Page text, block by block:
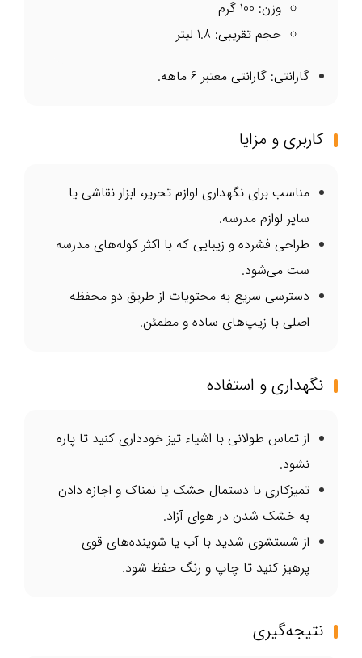
وزن: 100 گرم
حجم تقریبی: 1.8 لیتر
گارانتی: گارانتی معتبر 6 ماهه.
کاربری و مزایا
مناسب برای نگهداری لوازم تحریر، ابزار نقاشی یا
سایر لوازم مدرسه.
طراحی فشرده و زیبایی که با اکثر کوله‌های مدرسه
ست می‌شود.
دسترسی سریع به محتویات از طریق دو محفظه
اصلی با زیپ‌های ساده و مطمئن.
نگهداری و استفاده
از تماس طولانی با اشیاء تیز خودداری کنید تا پاره
نشود.
تمیزکاری با دستمال خشک یا نمناک و اجازه دادن
به خشک شدن در هوای آزاد.
از شستشوی شدید با آب یا شوینده‌های قوی
پرهیز کنید تا چاپ و رنگ حفظ شود.
نتیجه‌گیری